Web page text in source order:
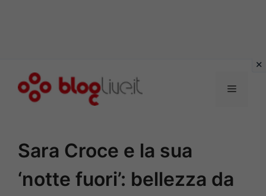
Menu
Sara Croce e la sua
‘notte fuori’: bellezza da